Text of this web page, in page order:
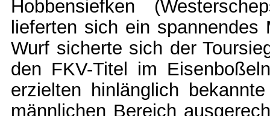
Hobbensiefken
lieferten sich ein
Wurf sicherte sich der
den FKV-Titel im
erzielten hinlänglich
männlichen Bereich